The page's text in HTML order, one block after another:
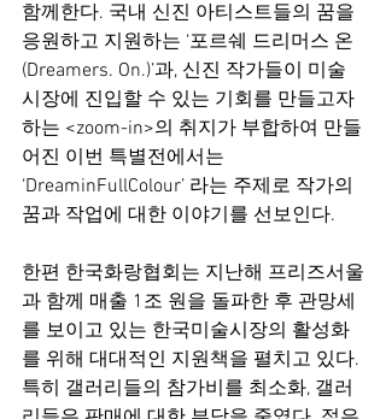
함께한다. 국내 신진 아티스트들의 꿈을
응원하고 지원하는 ‘포르쉐 드리머스 온
(Dreamers. On.)’과, 신진 작가들이 미술
시장에 진입할 수 있는 기회를 만들고자
하는 <zoom-in>의 취지가 부합하여 만들
어진 이번 특별전에서는
‘DreaminFullColour’ 라는 주제로 작가의
꿈과 작업에 대한 이야기를 선보인다.
한편 한국화랑협회는 지난해 프리즈서울
과 함께 매출 1조 원을 돌파한 후 관망세
를 보이고 있는 한국미술시장의 활성화
를 위해 대대적인 지원책을 펼치고 있다.
특히 갤러리들의 참가비를 최소화, 갤러